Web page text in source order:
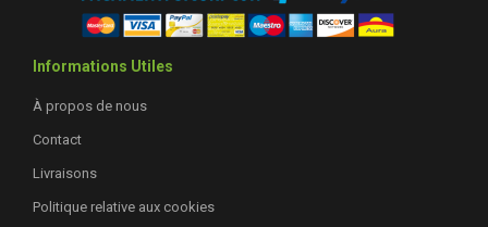
Informations Utiles
À propos de nous
Contact
Livraisons
Politique relative aux cookies